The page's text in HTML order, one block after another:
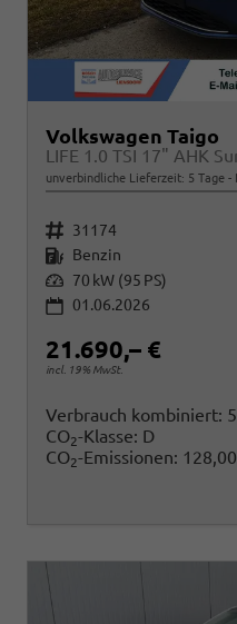
Volkswagen Taigo
LIFE 1.0 TSI 17" AHK
unverbindliche Lieferzeit: 5 Tage
Fahrzeugnr. 31174
Kraftstoff Benzin
Leistung 70 kW (95 PS)
01.06.2026
21.690,– €
incl. 19% MwSt.
Verbrauch kombiniert:
CO2-Klasse: D
CO2-Emissionen: